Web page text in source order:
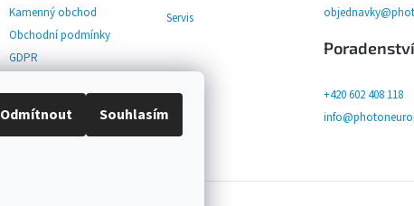
Odmítnout Souhlasím
Kamenný obchod
Obchodní podmínky
GDPR
Servis
Poradenství
+420 602 408 118